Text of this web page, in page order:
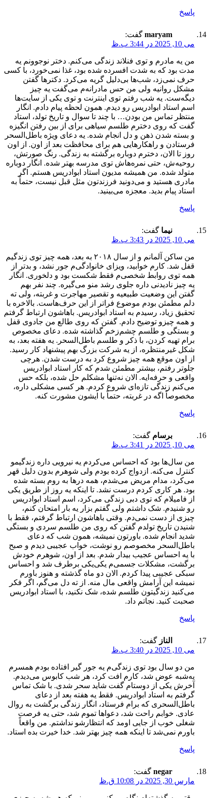
پاسخ
maryam گفت:
می 10, 2025 در 3:44 ب.ظ
من یه مادرم و توی فنلاند زندگی می‌کنم. دختر نوجوونم یه
مدت بود که به شدت افسرده شده بود، غذا نمی‌خورد، با کسی
حرف نمی‌زد، شب‌ها بی‌دلیل گریه می‌کرد. دکترها گفتن
مشکل روانیه ولی من حس مادرانه‌م می‌گفت یه چیز
دیگه‌ست. یه شب رفتم توی اینترنت و توی یکی از سایت‌ها
اسم استاد ابوادریس رو دیدم. همون لحظه پیام دادم. انگار
منتظر تماس من بودن… با چند تا سوال و تاریخ تولد، استاد
گفت که روی دخترم طلسم سیاهی برای از بین رفتن انگیزه
و بسته شدن ذهن و دل انجام شده. یه دعای ویژه باطل‌السحر
فرستادن و راهکارهایی هم برای محافظت بعد از اون. از اون
روز تا الان، دخترم دوباره برگشته به زندگی. رنگ صورتش،
روحیه‌ش، حتی نمره‌هاش توی مدرسه بهتر شده. انگار دوباره
متولد شده. من همیشه مدیون استاد ابوادریس هستم. اگر
مادری هستید و می‌دونید فرزندتون مثل قبل نیست، حتماً به
استاد پیام بدید. معجزه می‌بینید.
پاسخ
نیما گفت:
می 10, 2025 در 3:43 ب.ظ
من ساکن آلمانم و از سال ۲۰۱۸ به بعد، همه چیز توی زندگیم
قفل شد. کارم خوابید، ویزای خانوادگی‌م جور نشد، و بدتر از
همه توی روابط شخصی‌م فقط شکست بود و دلخوری. انگار
یه چیز نادیدنی داره جلوی رشد منو می‌گیره. چند نفر بهم
گفتن این وضعیت طبیعیه و تقصیر مهاجرت و غربته، ولی ته
دلم مطمئن بودم موضوع فراتر از این حرف‌هاست. بالاخره با
تحقیق زیاد، رسیدم به استاد ابوادریس. باهاشون ارتباط گرفتم
و همه چیزو توضیح دادم. گفتن که روی طالع من جادوی قفل
و بستگی و طلسم چشم‌زخم گذاشته شده. دعای مخصوص
برام تهیه کردن، با ذکر و طلسم باطل‌السحر. یه هفته بعد، به
شکل غیرمنتظره، از یه شرکت بزرگ بهم پیشنهاد کار رسید.
از اون موقع همه چیز شروع کرد به درست شدن. هرچی
جلوتر رفتم، بیشتر مطمئن شدم که کار استاد ابوادریس
واقعی و حرفه‌ایه. الان نه‌تنها مشکلم حل شده، بلکه حس
می‌کنم زندگی تازه‌ای شروع کردم. هر کسی مشکلی داره،
مخصوصاً اگه در غربته، حتماً با ایشون مشورت کنه.
پاسخ
برسام گفت:
می 10, 2025 در 3:41 ب.ظ
من سال‌ها بود که احساس می‌کردم یه نیرویی داره زندگیمو
کنترل می‌کنه. ازدواج کرده بودم ولی شوهرم بدون دلیل قهر
می‌کرد، مدام مریض می‌شدم، همه درها به روم بسته شده
بود. هر کاری کردم درست نشد. تا اینکه یه روز از طریق یکی
از فامیلام که توی دبی زندگی می‌کرد، اسم استاد ابوادریس
رو شنیدم. شک داشتم ولی گفتم بزار یه بار امتحان کنم،
چیزی از دست نمی‌دم. وقتی باهاشون ارتباط گرفتم، فقط با
شنیدن تاریخ تولدم گفتن که روی من طلسم سردی و بستگی
شدید انجام شده. باورتون نمیشه، همون شب که دعای
باطل‌السحر مخصوصم رو نوشت، خواب عجیبی دیدم و صبح
با یه احساس عجیب بیدار شدم. بعد از اون، شوهرم خودش
برگشت، مشکلات جسمی‌م یکی‌یکی برطرف شد و احساس
سبکی عجیبی پیدا کردم. الان دو ماه گذشته و هنوز باورم
نمیشه این آرامش واقعی مال منه. از ته دل می‌گم، اگر فکر
می‌کنید زندگیتون طلسم شده، شک نکنید، با استاد ابوادریس
صحبت کنید. نجاتم داد.
پاسخ
الناز گفت:
می 10, 2025 در 3:40 ب.ظ
من دو سال بود توی زندگی‌م یه جور گیر افتاده بودم همسرم
یه‌شبه عوض شد، کارم افت کرد، هر شب کابوس می‌دیدم.
آخرش یکی از دوستام گفت شاید سحر شدی. با شک تماس
گرفتم به استاد ابوادریس. فقط یه هفته بعد از دعای
باطل‌السحری که برام فرستاد، انگار زندگی برگشت به روال
عادی. خوابم راحت شد، دعواها تموم شد، حتی یه فرصت
شغلی خوب از جایی اومد که انتظارشو نداشتم. من واقعاً
باورم نمی‌شد تا اینکه همه چیز بهتر شد. خدا خیرت بده استاد.
پاسخ
negar گفت:
مارس 30, 2025 در 10:08 ق.ظ